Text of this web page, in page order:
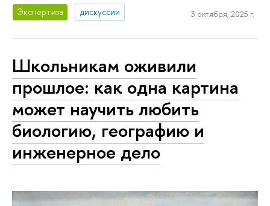
Экспертиза дискуссии 3 октября, 2025 г.
Школьникам оживили
прошлое: как одна картина
может научить любить
биологию, географию и
инженерное дело